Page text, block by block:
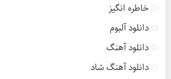
خاطره انگیز
دانلود آلبوم
دانلود آهنگ
دانلود آهنگ شاد